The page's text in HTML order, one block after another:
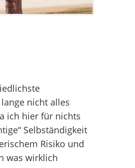
nicht alles
ich hier für nichts
Selbständigkeit
Risiko und
was wirklich